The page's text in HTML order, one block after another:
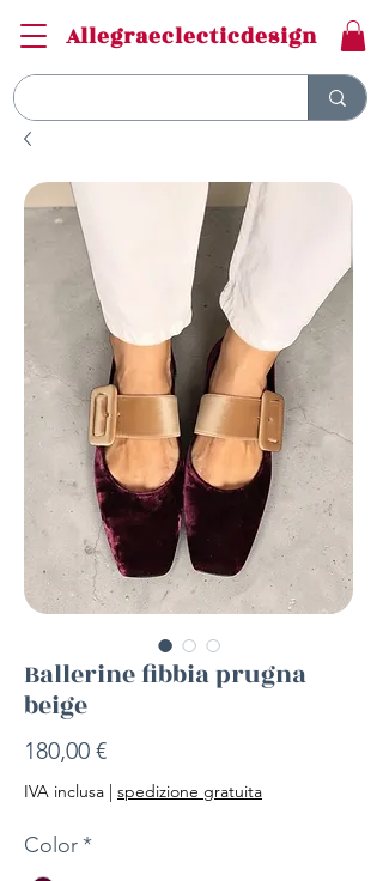
Allegraeclecticdesign
Ballerine fibbia prugna
beige
180,00 €Prezzo
IVA inclusa | spedizione gratuita
Color*